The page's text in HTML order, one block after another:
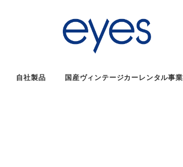
自社製品 国産ヴィンテージカーレンタル事業